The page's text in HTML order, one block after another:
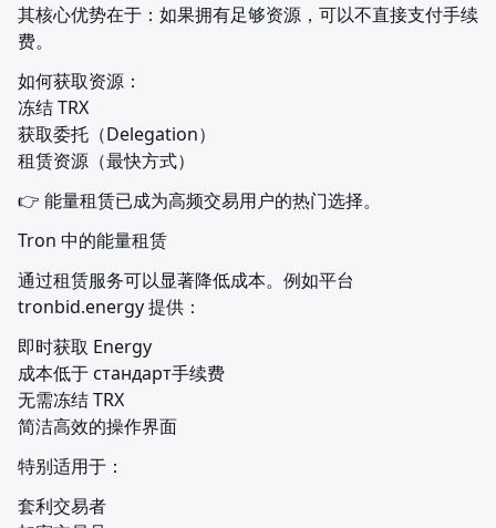
其核心优势在于：如果拥有足够资源，可以不直接支付手续
费。
如何获取资源：
冻结 TRX
获取委托（Delegation）
租赁资源（最快方式）
👉 能量租赁已成为高频交易用户的热门选择。
Tron 中的能量租赁
通过租赁服务可以显著降低成本。例如平台
tronbid.energy 提供：
即时获取 Energy
成本低于 стандарт手续费
无需冻结 TRX
简洁高效的操作界面
特别适用于：
套利交易者